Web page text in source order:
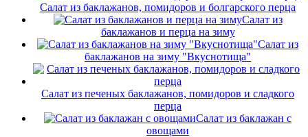
Салат из баклажанов, помидоров и болгарского перца
Салат из
баклажанов и перца на зиму
Cалат из
баклажанов на зиму "Вкуснотища"
Салат из печеных баклажанов, помидоров и сладкого
перца
Салат из баклажан с
овощами